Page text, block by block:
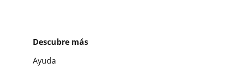
Descubre más
Ayuda